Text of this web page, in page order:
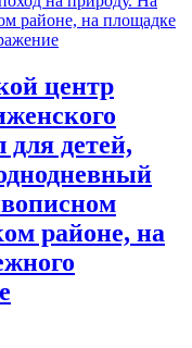
центр
для детей,
районе, на